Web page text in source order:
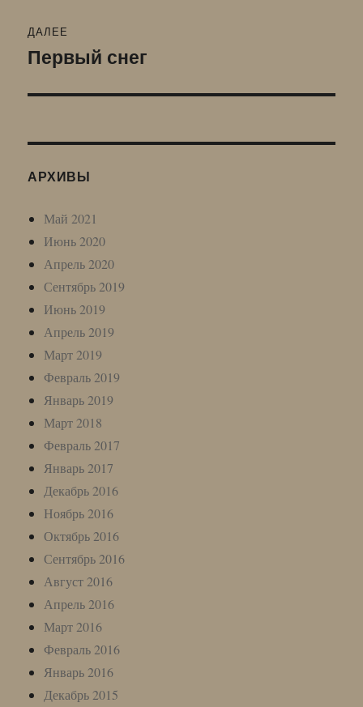
ДАЛЕЕ
Следующая
Первый снег
АРХИВЫ
Май 2021
Июнь 2020
Апрель 2020
Сентябрь 2019
Июнь 2019
Апрель 2019
Март 2019
Февраль 2019
Январь 2019
Март 2018
Февраль 2017
Январь 2017
Декабрь 2016
Ноябрь 2016
Октябрь 2016
Сентябрь 2016
Август 2016
Апрель 2016
Март 2016
Февраль 2016
Январь 2016
Декабрь 2015